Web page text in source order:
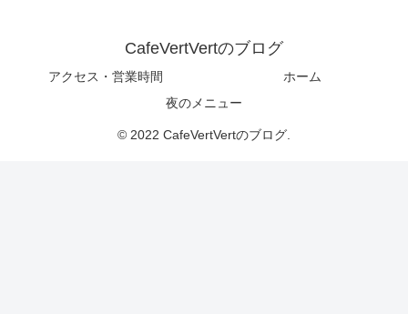
CafeVertVertのブログ
アクセス・営業時間
ホーム
夜のメニュー
© 2022 CafeVertVertのブログ.